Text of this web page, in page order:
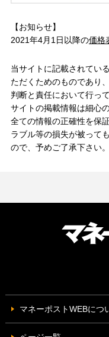
【お知らせ】
2021年4月1日以降の価格
当サイトに記載されてい
ただくためのものであり
判断と責任において行っ
サイトの掲載情報は細心
全ての情報の正確性を保
ラブル等の損失が被って
ので、予めご了承下さい。
マネーポストWEBにつ